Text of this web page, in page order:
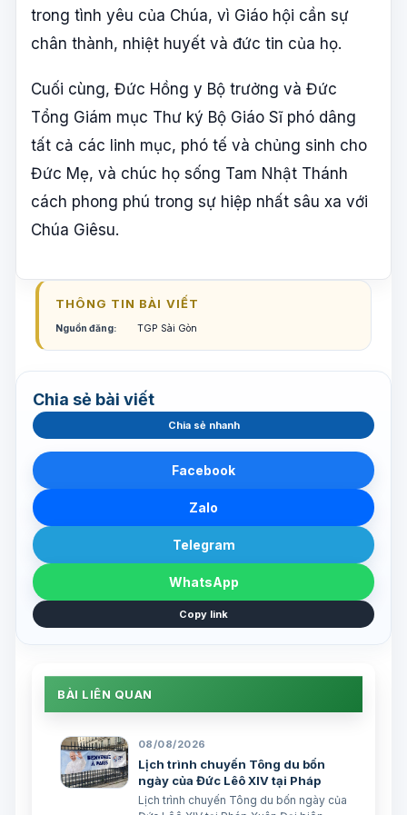
trong tình yêu của Chúa, vì Giáo hội cần sự
chân thành, nhiệt huyết và đức tin của họ.
Cuối cùng, Đức Hồng y Bộ trưởng và Đức
Tổng Giám mục Thư ký Bộ Giáo Sĩ phó dâng
tất cả các linh mục, phó tế và chủng sinh cho
Đức Mẹ, và chúc họ sống Tam Nhật Thánh
cách phong phú trong sự hiệp nhất sâu xa với
Chúa Giêsu.
THÔNG TIN BÀI VIẾT
Nguồn đăng: TGP Sài Gòn
Chia sẻ bài viết
Chia sẻ nhanh
Facebook
Zalo
Telegram
WhatsApp
Copy link
BÀI LIÊN QUAN
08/08/2026
Lịch trình chuyến Tông du bốn
ngày của Đức Lêô XIV tại Pháp
Lịch trình chuyến Tông du bốn ngày của